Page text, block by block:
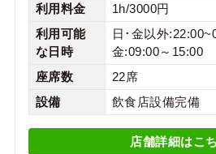
利用料金
1h/3000円
利用可能
な日時
日･金以外
金:09:00～15:00
座席数
22席
設備
飲食店設備完備
店舗詳細はこ